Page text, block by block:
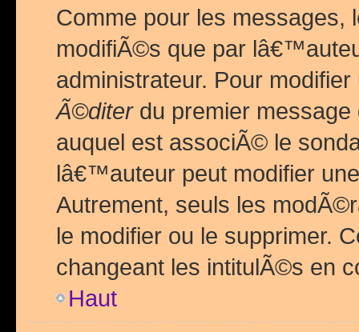
Comme pour les messages,
modifiÃ©s que par
administrateur. Pour
Ã©diterdu premier
auquel est associÃ© le
lâ€™auteur peut modifier
Autrement, seuls les
le modifier ou le supprimer.
changeant les intitulÃ©s en
Haut